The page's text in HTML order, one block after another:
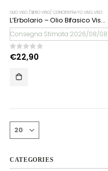
OLIO VISO /SIERO VISO/ CONCENTRATO VISO,VISO
L’Erbolario – Olio Bifasico Viso e Corpo Delicalma
Consegna Stimata 2026/08/08
0Su 5
€22,90
CATEGORIES